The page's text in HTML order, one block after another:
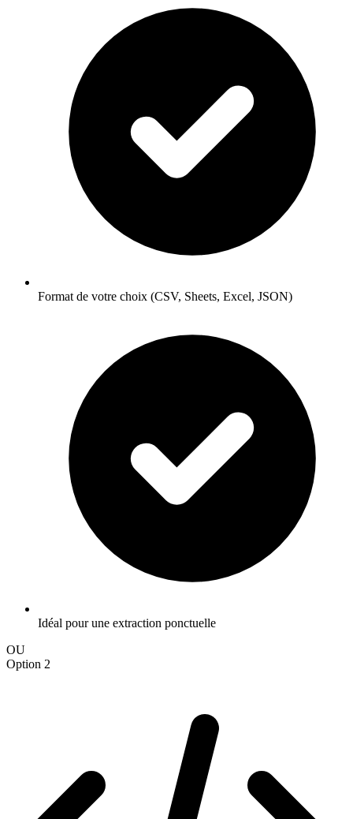
Format de votre choix (CSV, Sheets, Excel, JSON)
Idéal pour une extraction ponctuelle
OU
Option 2